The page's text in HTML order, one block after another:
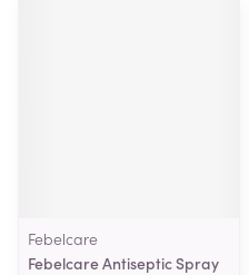
Febelcare
Febelcare Antiseptic Spray